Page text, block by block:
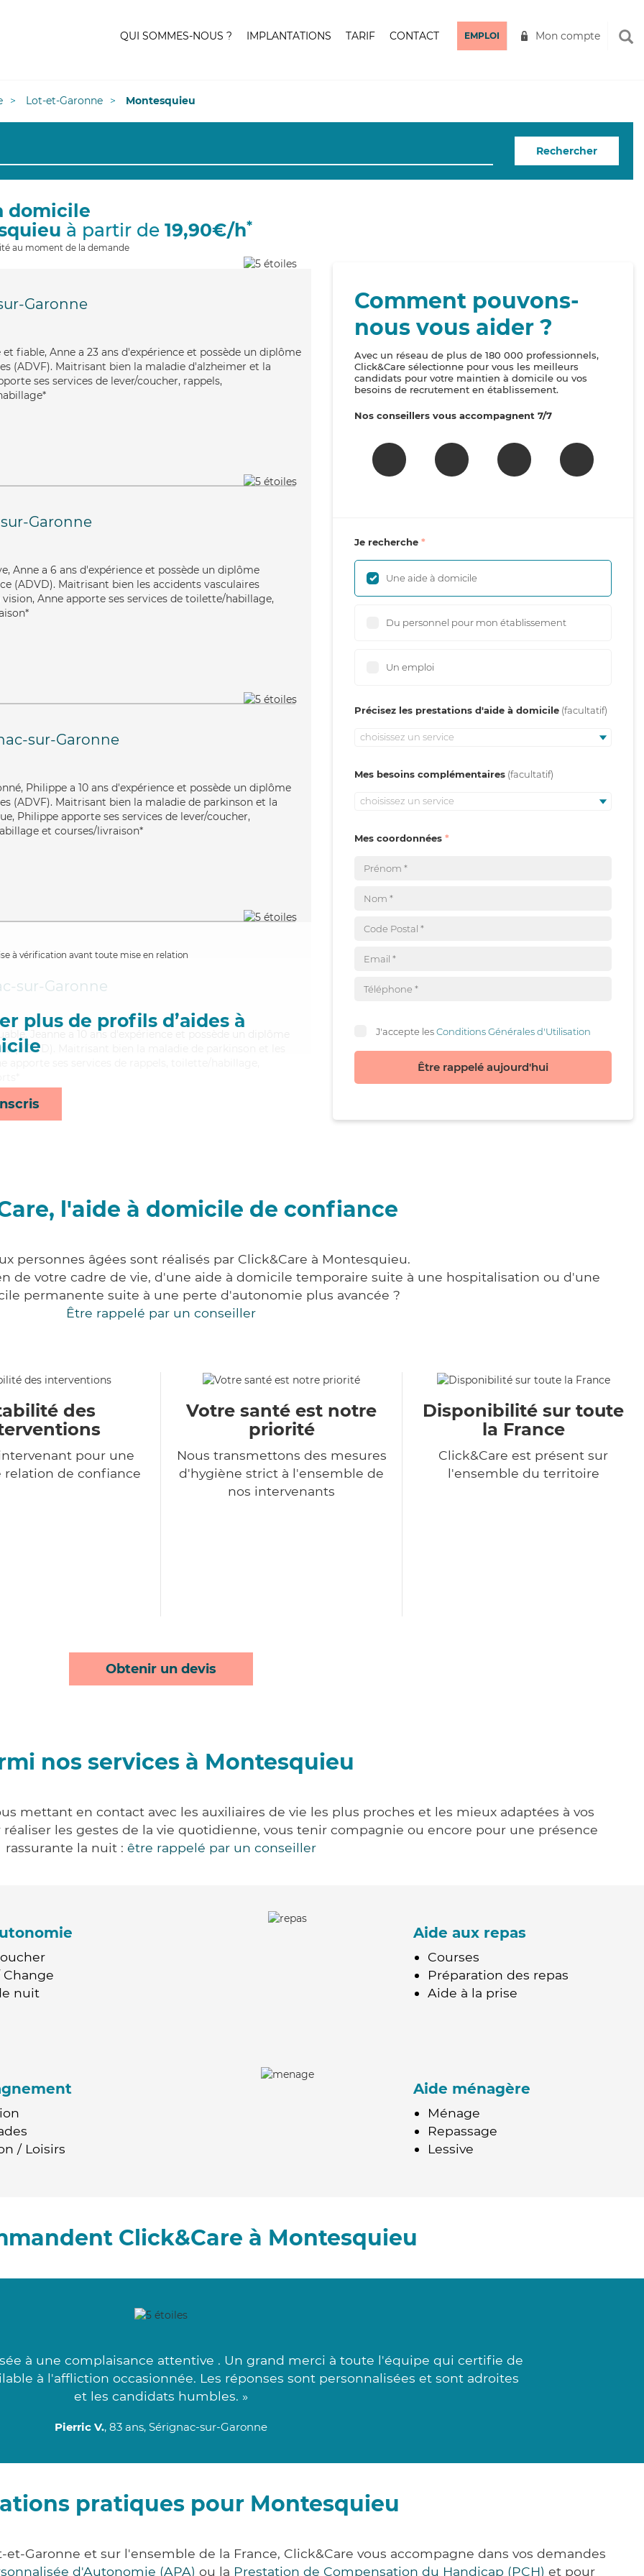
QUI SOMMES-NOUS ? IMPLANTATIONS TARIF CONTACT EMPLOI Mon compte
Lot-et-Garonne Montesquieu
Rechercher
domicile
à partir de 19,90€/h*
au moment de la demande
Garonne
fiable, Anne a 23 ans d'expérience et possède un diplôme
(ADVF). Maitrisant bien la maladie d'alzheimer et la
ses services de lever/coucher, rappels,
Garonne
Anne a 6 ans d'expérience et possède un diplôme
(ADVD). Maitrisant bien les accidents vasculaires
Anne apporte ses services de toilette/habillage,
sur-Garonne
Philippe a 10 ans d'expérience et possède un diplôme
(ADVF). Maitrisant bien la maladie de parkinson et la
Philippe apporte ses services de lever/coucher,
et courses/livraison*
à vérification avant toute mise en relation
plus de profils d’aides à
sur-Garonne
Jeanne a 10 ans d'expérience et possède un diplôme
(ADVD). Maitrisant bien la maladie de parkinson et les
Comment pouvons-
nous vous aider ?
Avec un réseau de plus de 180 000 professionnels,
Click&Care sélectionne pour vous les meilleurs
candidats pour votre maintien à domicile ou vos
besoins de recrutement en établissement.
Nos conseillers vous accompagnent 7/7
Je recherche
Une aide à domicile
Du personnel pour mon établissement
Un emploi
Précisez les prestations d'aide à domicile
choisissez un service
Mes besoins complémentaires
choisissez un service
Mes coordonnées
J'accepte lesConditions Générales d'Utilisation
Être rappelé aujourd'hui
l'aide à domicile de confiance
personnes âgées sont réalisés par Click&Care à Montesquieu.
de votre cadre de vie, d'une aide à domicile temporaire suite à une hospitalisation ou d'une
permanente suite à une perte d'autonomie plus avancée ?
Être rappelé par un conseiller
des
pour une
relation de confiance
Votre santé est notre
priorité
Nous transmettons des mesures
d'hygiène strict à l'ensemble de
nos intervenants
Disponibilité sur toute
la France
Click&Care est présent sur
l'ensemble du territoire
Obtenir un devis
nos services à Montesquieu
mettant en contact avec les auxiliaires de vie les plus proches et les mieux adaptées à vos
les gestes de la vie quotidienne, vous tenir compagnie ou encore pour une présence
rassurante la nuit : être rappelé par un conseiller
nuit
Aide aux repas
Courses
Préparation des repas
Aide à la prise
/ Loisirs
Aide ménagère
Ménage
Repassage
Lessive
Click&Care à Montesquieu
à une complaisance attentive . Un grand merci à toute l'équipe qui certifie de
à l'affliction occasionnée. Les réponses sont personnalisées et sont adroites
et les candidats humbles. »
Pierric V., 83 ans, Sérignac-sur-Garonne
pratiques pour Montesquieu
Garonne et sur l'ensemble de la France, Click&Care vous accompagne dans vos demandes
d'Autonomie (APA) ou la Prestation de Compensation du Handicap (PCH) et pour